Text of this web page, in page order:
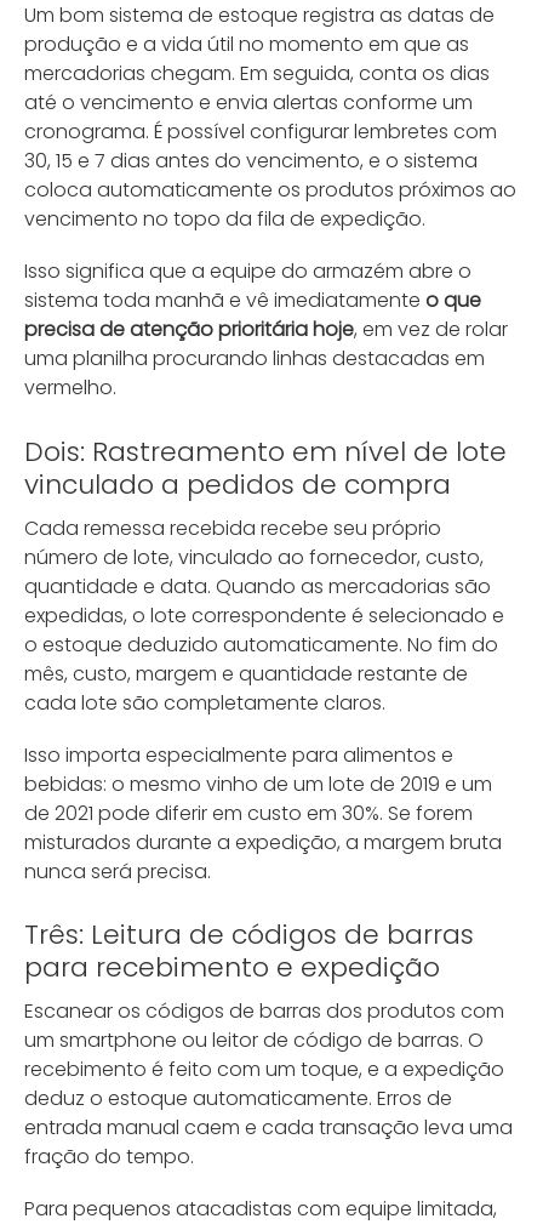
Um bom sistema de estoque registra as datas de
produção e a vida útil no momento em que as
mercadorias chegam. Em seguida, conta os dias
até o vencimento e envia alertas conforme um
cronograma. É possível configurar lembretes com
30, 15 e 7 dias antes do vencimento, e o sistema
coloca automaticamente os produtos próximos ao
vencimento no topo da fila de expedição.
Isso significa que a equipe do armazém abre o
sistema toda manhã e vê imediatamente o que
precisa de atenção prioritária hoje, em vez de rolar
uma planilha procurando linhas destacadas em
vermelho.
Dois: Rastreamento em nível de lote
vinculado a pedidos de compra
Cada remessa recebida recebe seu próprio
número de lote, vinculado ao fornecedor, custo,
quantidade e data. Quando as mercadorias são
expedidas, o lote correspondente é selecionado e
o estoque deduzido automaticamente. No fim do
mês, custo, margem e quantidade restante de
cada lote são completamente claros.
Isso importa especialmente para alimentos e
bebidas: o mesmo vinho de um lote de 2019 e um
de 2021 pode diferir em custo em 30%. Se forem
misturados durante a expedição, a margem bruta
nunca será precisa.
Três: Leitura de códigos de barras
para recebimento e expedição
Escanear os códigos de barras dos produtos com
um smartphone ou leitor de código de barras. O
recebimento é feito com um toque, e a expedição
deduz o estoque automaticamente. Erros de
entrada manual caem e cada transação leva uma
fração do tempo.
Para pequenos atacadistas com equipe limitada,